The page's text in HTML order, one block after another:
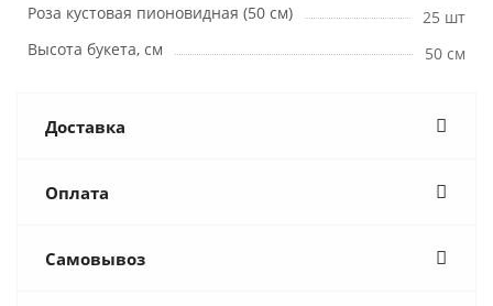
Роза кустовая пионовидная (50 см)
25 шт
Высота букета, см
50 см
Доставка
Оплата
Самовывоз